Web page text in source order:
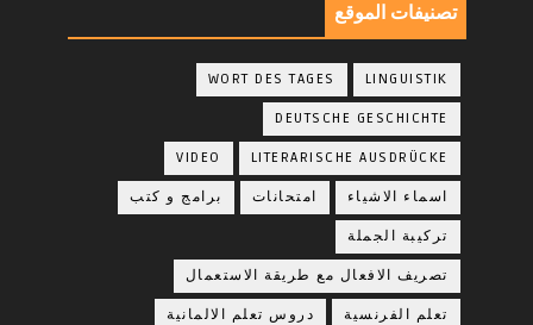
تصنيفات الموقع
LINGUISTIK
WORT DES TAGES
DEUTSCHE GESCHICHTE
LITERARISCHE AUSDRÜCKE
VIDEO
اسماء الاشياء امتحانات برامج و كتب
تركيبة الجملة
تصريف الافعال مع طريقة الاستعمال
تعلم الفرنسية دروس تعلم الالمانية